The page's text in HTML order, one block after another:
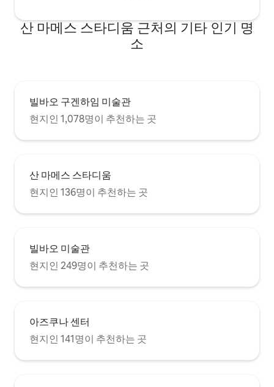
산 마메스 스타디움 근처의 기타 인기 명
소
빌바오 구겐하임 미술관
현지인 1,078명이 추천하는 곳
산 마메스 스타디움
현지인 136명이 추천하는 곳
빌바오 미술관
현지인 249명이 추천하는 곳
아즈쿠나 센터
현지인 141명이 추천하는 곳